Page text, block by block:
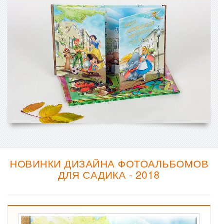
НОВИНКИ ДИЗАЙНА ФОТОАЛЬБОМОВ
ДЛЯ САДИКА - 2018